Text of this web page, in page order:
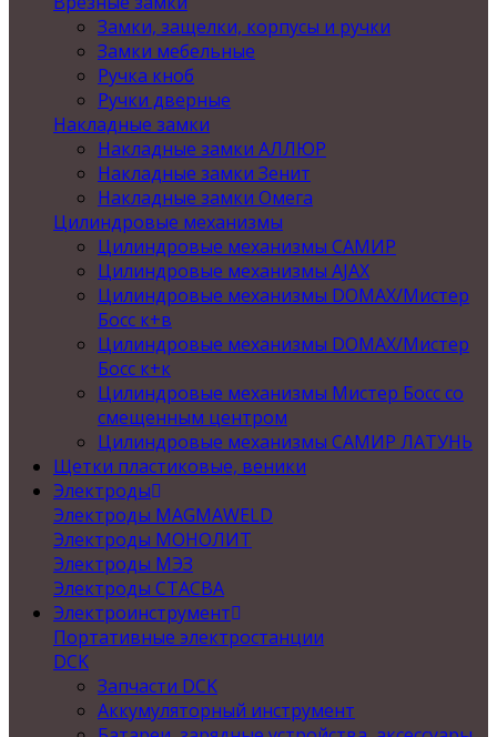
Замки, защелки, корпусы и ручки
Замки мебельные
Ручка кноб
Ручки дверные
Накладные замки
Накладные замки АЛЛЮР
Накладные замки Зенит
Накладные замки Омега
Цилиндровые механизмы
Цилиндровые механизмы САМИР
Цилиндровые механизмы AJAX
Цилиндровые механизмы DOMAX/Мистер
Босс к+в
Цилиндровые механизмы DOMAX/Мистер
Босс к+к
Цилиндровые механизмы Мистер Босс со
смещенным центром
Цилиндровые механизмы САМИР ЛАТУНЬ
Щетки пластиковые, веники
Электроды
Электроды MAGMAWELD
Электроды МОНОЛИТ
Электроды МЭЗ
Электроды СТАСВА
Электроинструмент
Портативные электростанции
DCK
Запчасти DCK
Аккумуляторный инструмент